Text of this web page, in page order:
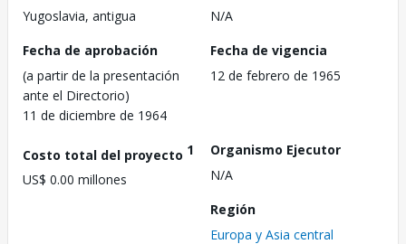
Yugoslavia, antigua
N/A
Fecha de aprobación
(a partir de la presentación
ante el Directorio)
11 de diciembre de 1964
Fecha de vigencia
12 de febrero de 1965
Costo total del proyecto 1
US$ 0.00 millones
Organismo Ejecutor
N/A
Región
Europa y Asia central